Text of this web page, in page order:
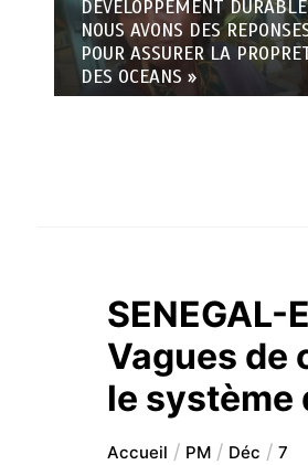
juillet 4, 2025 6 minutes
APPARITION DE NOUVELLES
DROGUES AU SENEGAL – LE
SENEGAL-
Vagues de
le système
Accueil PM Déc 7